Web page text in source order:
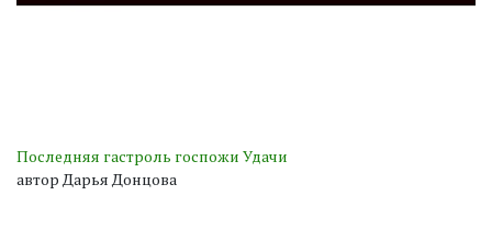
Последняя гастроль госпожи Удачи
автор Дарья Донцова